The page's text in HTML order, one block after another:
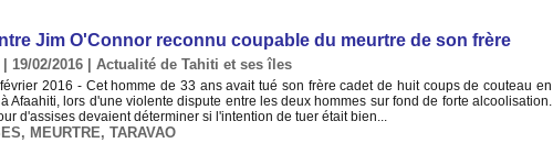
Jim O'Connor reconnu coupable du meurtre de son frère
19/02/2016 Actualité de Tahiti et ses îles
février 2016 - Cet homme de 33 ans avait tué son frère cadet de huit coups de couteau en
Afaahiti, lors d'une violente dispute entre les deux hommes sur fond de forte alcoolisation.
d'assises devaient déterminer si l'intention de tuer était bien...
, MEURTRE, TARAVAO